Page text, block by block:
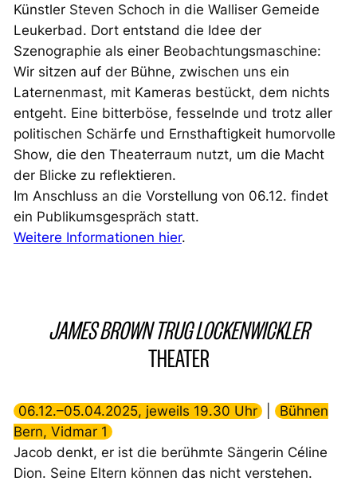
Künstler Steven Schoch in die Walliser Gemeide
Leukerbad. Dort entstand die Idee der
Szenographie als einer Beobachtungsmaschine:
Wir sitzen auf der Bühne, zwischen uns ein
Laternenmast, mit Kameras bestückt, dem nichts
entgeht. Eine bitterböse, fesselnde und trotz aller
politischen Schärfe und Ernsthaftigkeit humorvolle
Show, die den Theaterraum nutzt, um die Macht
der Blicke zu reflektieren.
Im Anschluss an die Vorstellung von 06.12. findet
ein Publikumsgespräch statt.
Weitere Informationen hier.
JAMES BROWN TRUG LOCKENWICKLER
THEATER
06.12.–05.04.2025, jeweils 19.30 Uhr |
Bühnen
Bern, Vidmar 1
Jacob denkt, er ist die berühmte Sängerin Céline
Dion. Seine Eltern können das nicht verstehen.